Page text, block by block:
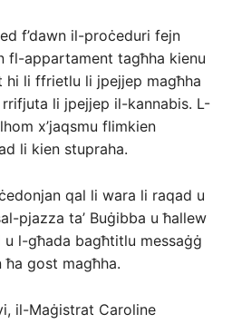
f’dawn il-proċeduri fejn
fl-appartament tagħha kienu
li ffrietlu li jpejjep magħha
li jpejjep il-kannabis. L-
x’jaqsmu flimkien
li kien stupraha.
qal li wara li raqad u
pjazza ta’ Buġibba u ħallew
l-għada bagħtitlu messaġġ
gost magħha.
il-Maġistrat Caroline